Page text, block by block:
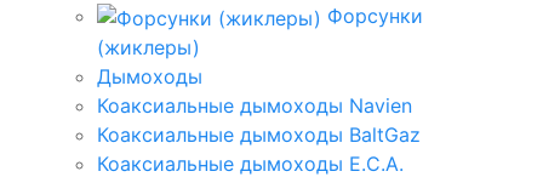
Форсунки
(жиклеры)
Дымоходы
Коаксиальные дымоходы Navien
Коаксиальные дымоходы BaltGaz
Коаксиальные дымоходы E.C.A.